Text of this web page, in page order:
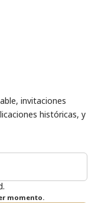
invitaciones
históricas, y
momento.